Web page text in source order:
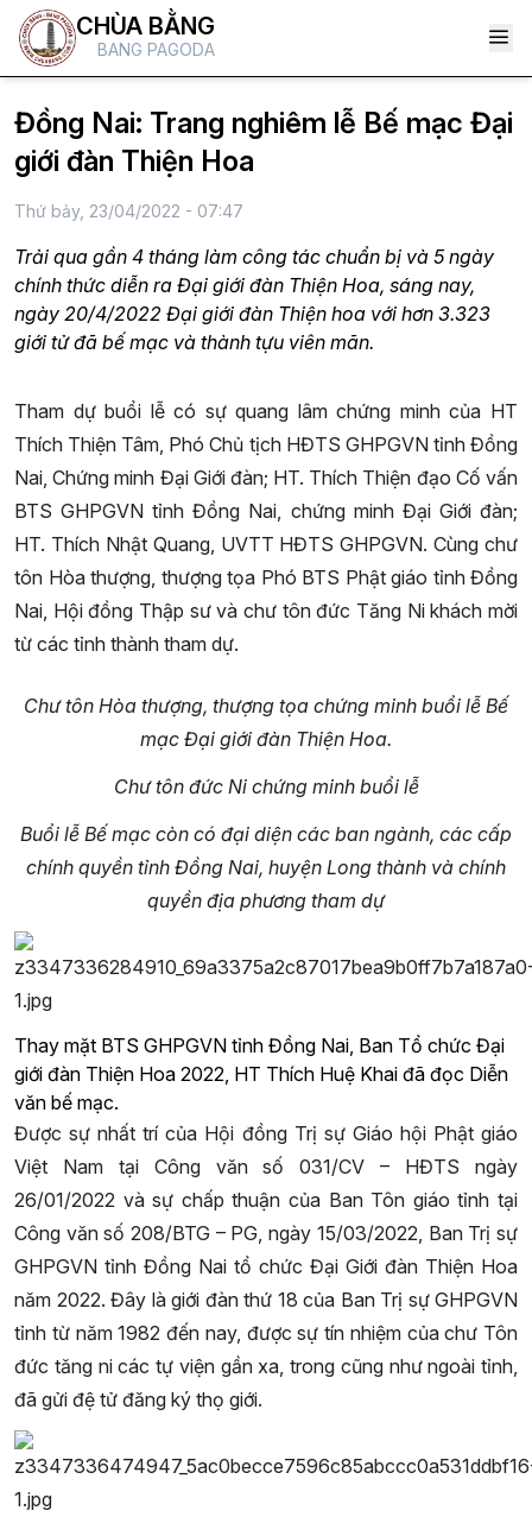
CHÙA BẰNG
BANG PAGODA
Đồng Nai: Trang nghiêm lễ Bế mạc Đại
giới đàn Thiện Hoa
Thứ bảy, 23/04/2022 - 07:47
Trải qua gần 4 tháng làm công tác chuẩn bị và 5 ngày
chính thức diễn ra Đại giới đàn Thiện Hoa, sáng nay,
ngày 20/4/2022 Đại giới đàn Thiện hoa với hơn 3.323
giới tử đã bế mạc và thành tựu viên mãn.
Tham dự buổi lễ có sự quang lâm chứng minh của HT
Thích Thiện Tâm, Phó Chủ tịch HĐTS GHPGVN tỉnh Đồng
Nai, Chứng minh Đại Giới đàn; HT. Thích Thiện đạo Cố vấn
BTS GHPGVN tỉnh Đồng Nai, chứng minh Đại Giới đàn;
HT. Thích Nhật Quang, UVTT HĐTS GHPGVN. Cùng chư
tôn Hòa thượng, thượng tọa Phó BTS Phật giáo tỉnh Đồng
Nai, Hội đồng Thập sư và chư tôn đức Tăng Ni khách mời
từ các tỉnh thành tham dự.
Chư tôn Hòa thượng, thượng tọa chứng minh buổi lễ Bế
mạc Đại giới đàn Thiện Hoa.
Chư tôn đức Ni chứng minh buổi lễ
Buổi lễ Bế mạc còn có đại diện các ban ngành, các cấp
chính quyền tỉnh Đồng Nai, huyện Long thành và chính
quyền địa phương tham dự
Thay mặt BTS GHPGVN tỉnh Đồng Nai, Ban Tổ chức Đại
giới đàn Thiện Hoa 2022, HT Thích Huệ Khai đã đọc Diễn
văn bế mạc.
Được sự nhất trí của Hội đồng Trị sự Giáo hội Phật giáo
Việt Nam tại Công văn số 031/CV – HĐTS ngày
26/01/2022 và sự chấp thuận của Ban Tôn giáo tỉnh tại
Công văn số 208/BTG – PG, ngày 15/03/2022, Ban Trị sự
GHPGVN tỉnh Đồng Nai tổ chức Đại Giới đàn Thiện Hoa
năm 2022. Đây là giới đàn thứ 18 của Ban Trị sự GHPGVN
tỉnh từ năm 1982 đến nay, được sự tín nhiệm của chư Tôn
đức tăng ni các tự viện gần xa, trong cũng như ngoài tỉnh,
đã gửi đệ tử đăng ký thọ giới.